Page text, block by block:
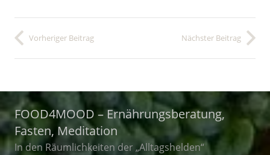
Vorheriger Beitrag Nächster Beitrag
FOOD4MOOD – Ernährungsberatung,
Fasten, Meditation
In den Räumlichkeiten der „Alltagshelden“